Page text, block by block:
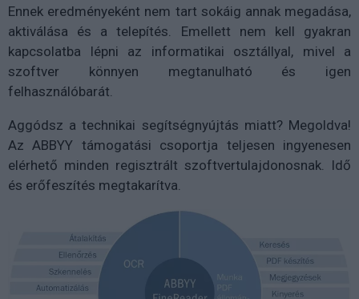
Ennek eredményeként nem tart sokáig annak megadása,
aktiválása és a telepítés. Emellett nem kell gyakran
kapcsolatba lépni az informatikai osztállyal, mivel a
szoftver könnyen megtanulható és igen
felhasználóbarát.
Aggódsz a technikai segítségnyújtás miatt? Megoldva!
Az ABBYY támogatási csoportja teljesen ingyenesen
elérhető minden regisztrált szoftvertulajdonosnak. Idő
és erőfeszítés megtakarítva.